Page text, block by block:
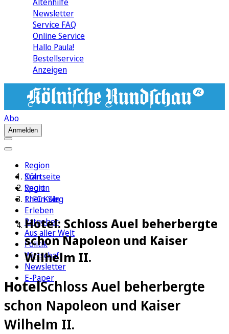
Newsletter
Service FAQ
Online Service
Hallo Paula!
Bestellservice
Anzeigen
Abo
Anmelden
Region
Köln
Sport
1. FC Köln
Erleben
Ratgeber
Aus aller Welt
Politik
Wirtschaft
Newsletter
E-Paper
Startseite
Region
Rhein-Sieg
Hotel: Schloss Auel beherbergte
schon Napoleon und Kaiser
Wilhelm II.
HotelSchloss Auel beherbergte
schon Napoleon und Kaiser
Wilhelm II.